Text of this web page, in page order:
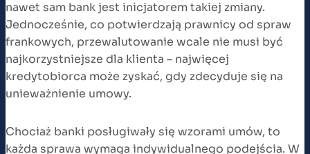
nawet sam bank jest inicjatorem takiej zmiany.
Jednocześnie, co potwierdzają prawnicy od spraw
frankowych, przewalutowanie wcale nie musi być
najkorzystniejsze dla klienta – najwięcej
kredytobiorca może zyskać, gdy zdecyduje się na
unieważnienie umowy.
Chociaż banki posługiwały się wzorami umów, to
każda sprawa wymaga indywidualnego podejścia. W